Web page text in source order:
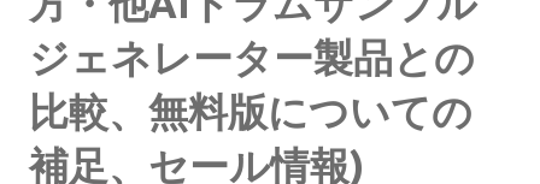
ジェネレーター製品との
比較、無料版についての
補足、セール情報)